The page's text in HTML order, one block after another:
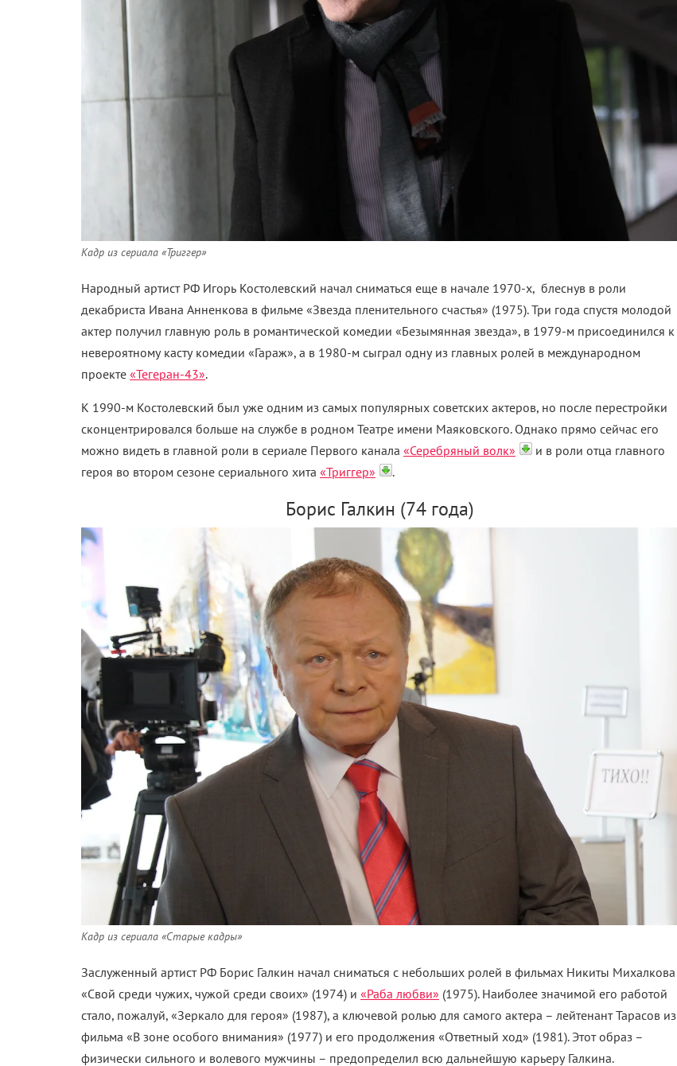
Кадр из сериала «Триггер»
Народный артист РФ Игорь Костолевский начал сниматься еще в начале 1970-х, блеснув в роли
декабриста Ивана Анненкова в фильме «Звезда пленительного счастья» (1975). Три года спустя молодой
актер получил главную роль в романтической комедии «Безымянная звезда», в 1979-м присоединился к
невероятному касту комедии «Гараж», а в 1980-м сыграл одну из главных ролей в международном
проекте «Тегеран-43».
К 1990-м Костолевский был уже одним из самых популярных советских актеров, но после перестройки
сконцентрировался больше на службе в родном Театре имени Маяковского. Однако прямо сейчас его
можно видеть в главной роли в сериале Первого канала «Серебряный волк»
и в роли отца главного
героя во втором сезоне сериального хита «Триггер» .
Борис Галкин (74 года)
Кадр из сериала «Старые кадры»
Заслуженный артист РФ Борис Галкин начал сниматься с небольших ролей в фильмах Никиты Михалкова
«Свой среди чужих, чужой среди своих» (1974) и «Раба любви» (1975). Наиболее значимой его работой
стало, пожалуй, «Зеркало для героя» (1987), а ключевой ролью для самого актера – лейтенант Тарасов из
фильма «В зоне особого внимания» (1977) и его продолжения «Ответный ход» (1981). Этот образ –
физически сильного и волевого мужчины – предопределил всю дальнейшую карьеру Галкина.